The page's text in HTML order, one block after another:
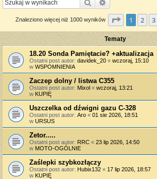
Znaleziono więcej niż 1000 wyników Strona z40
1 2 3
Tematy
18.20 Sonda Pamiętacie? +aktualizacja
Ostatni post autor: davidek_20 « wczoraj, 15:10
w WSPOMNIENIA
Zaczep dolny / listwa C355
Ostatni post autor: Mixol « wczoraj, 13:21
w KUPIĘ
Uszczelka od dźwigni gazu C-328
Ostatni post autor: Aro « 01 sie 2026, 18:51
w URSUS
Zetor.....
Ostatni post autor: RRC « 23 lip 2026, 14:50
w MOTO-OGÓLNIE
Zaślepki szybkozłączy
Ostatni post autor: Hubix132 « 17 lip 2026, 18:57
w KUPIĘ